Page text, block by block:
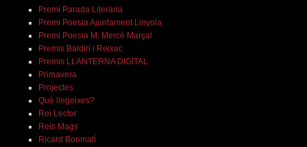
Premi Parada Literària
Premi Poesia Ajuntament Linyola
Premi Poesia M. Mercè Marçal
Premis Baldiri i Reixac
Premis LLANTERNA DIGITAL
Primavera
Projectes
Què llegeixes?
Rei Lector
Reis Mags
Ricard Bonmatí